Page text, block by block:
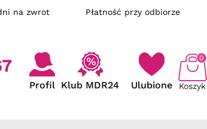
dni na zwrot Płatność przy odbiorze
Profil Klub MDR24 Ulubione Koszyk
0